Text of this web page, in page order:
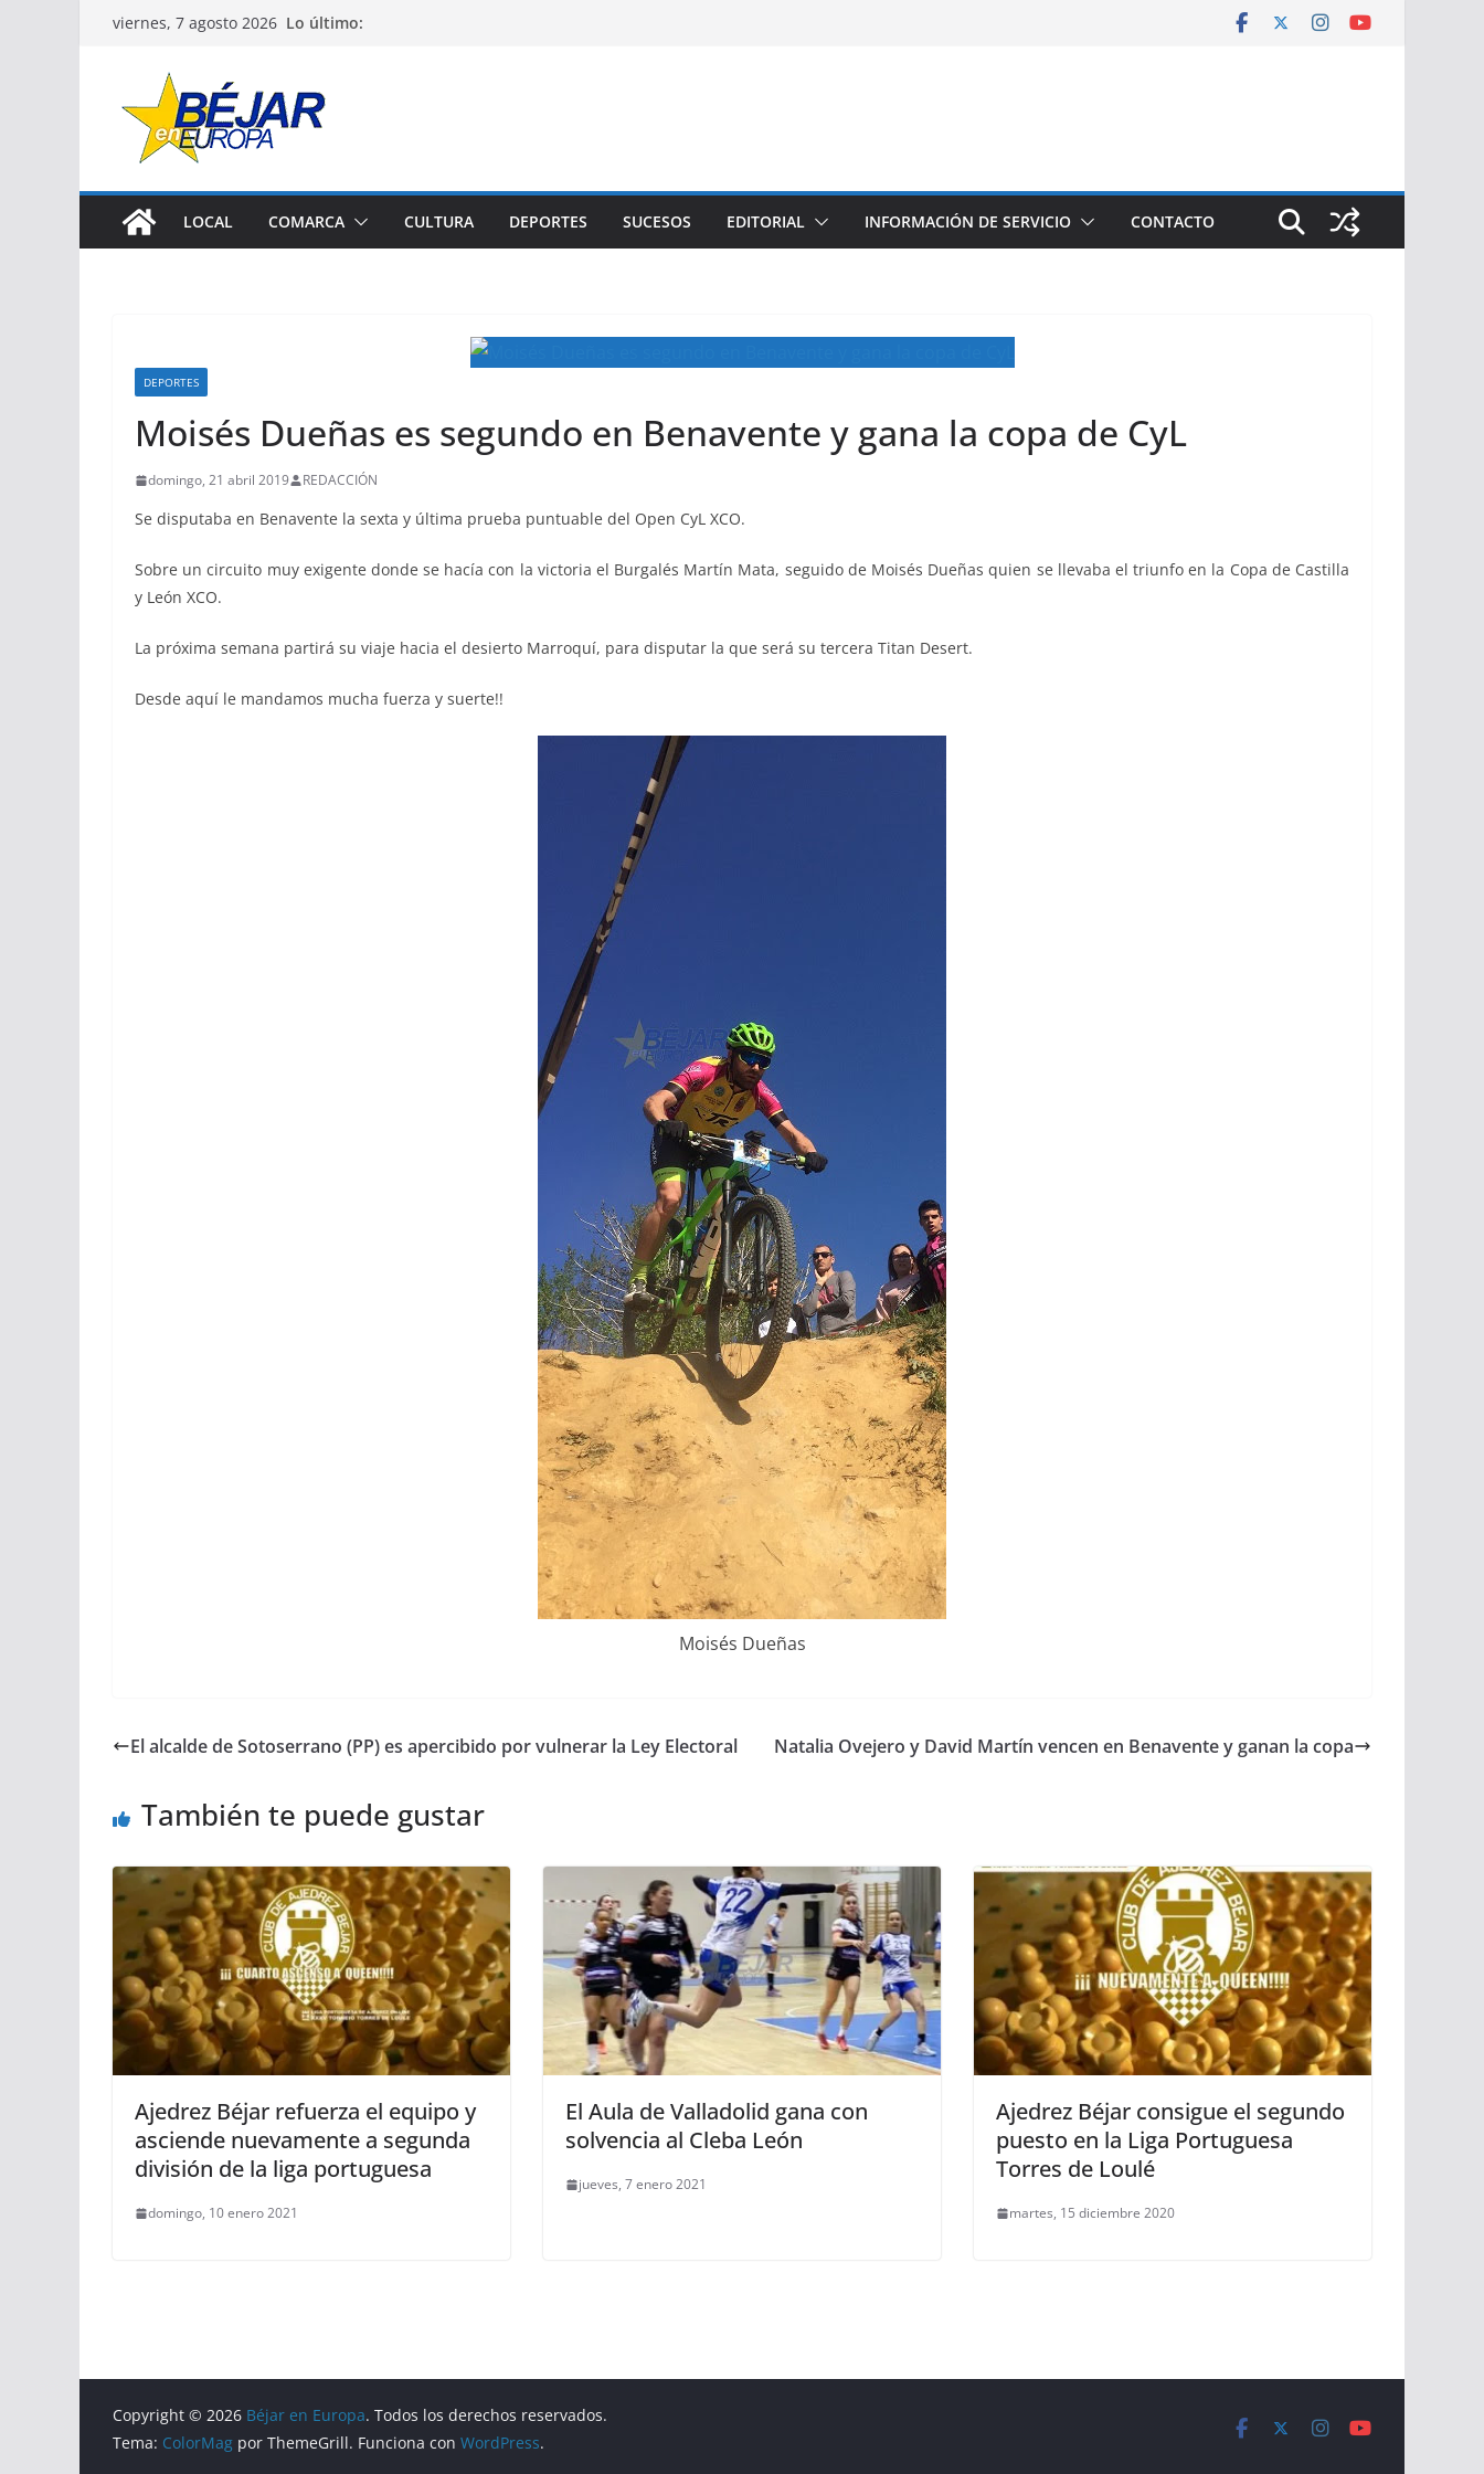
Saltarviernes, 7 agosto 2026 Lo último:
LOCAL COMARCA CULTURA DEPORTES SUCESOS EDITORIAL INFORMACIÓN DE SERVICIO CONTACTO
DEPORTES
Moisés Dueñas es segundo en Benavente y gana la copa de CyL
domingo, 21 abril 2019 REDACCIÓN
Se disputaba en Benavente la sexta y última prueba puntuable del Open CyL XCO.
Sobre un circuito muy exigente donde se hacía con la victoria el Burgalés Martín Mata, seguido de Moisés Dueñas quien se llevaba el triunfo en la Copa de Castilla
y León XCO.
La próxima semana partirá su viaje hacia el desierto Marroquí, para disputar la que será su tercera Titan Desert.
Desde aquí le mandamos mucha fuerza y suerte!!
Moisés Dueñas
El alcalde de Sotoserrano (PP) es apercibido por vulnerar la Ley Electoral Natalia Ovejero y David Martín vencen en Benavente y ganan la copa
También te puede gustar
Ajedrez Béjar refuerza el equipo y
asciende nuevamente a segunda
división de la liga portuguesa
domingo, 10 enero 2021
El Aula de Valladolid gana con
solvencia al Cleba León
jueves, 7 enero 2021
Ajedrez Béjar consigue el segundo
puesto en la Liga Portuguesa
Torres de Loulé
martes, 15 diciembre 2020
Copyright © 2026 Béjar en Europa. Todos los derechos reservados.
Tema: ColorMag por ThemeGrill. Funciona con WordPress.